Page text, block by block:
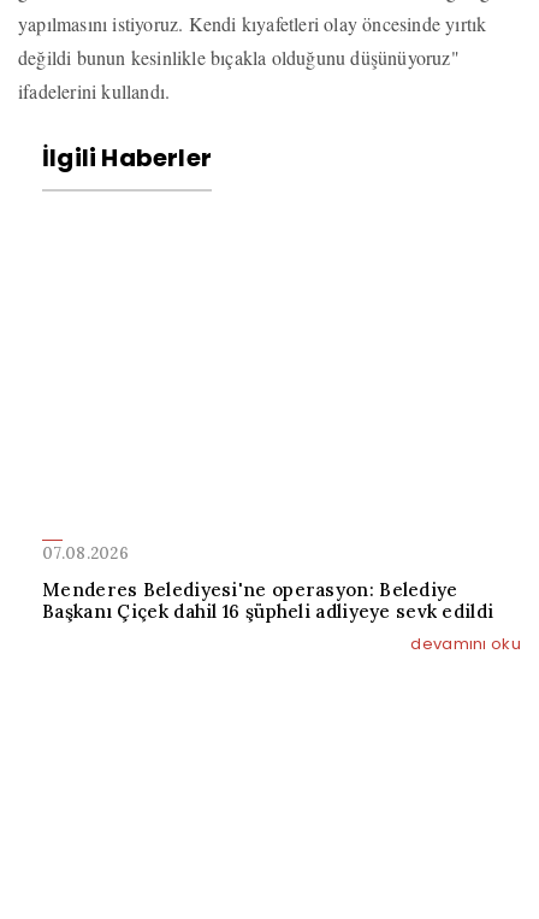
yapılmasını istiyoruz. Kendi kıyafetleri olay öncesinde yırtık
değildi bunun kesinlikle bıçakla olduğunu düşünüyoruz"
ifadelerini kullandı.
İlgili Haberler
07.08.2026
Menderes Belediyesi'ne operasyon: Belediye
Başkanı Çiçek dahil 16 şüpheli adliyeye sevk edildi
devamını oku